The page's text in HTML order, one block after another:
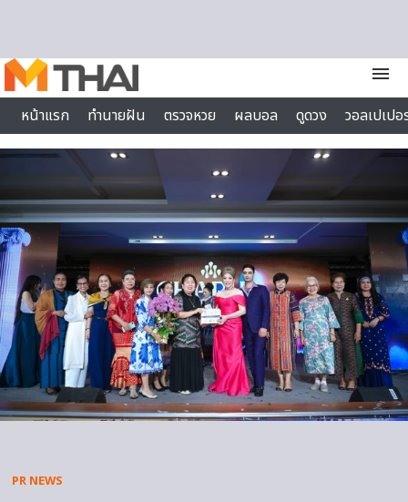
menu
หน้าแรก
ทำนายฝัน ตรวจหวย ผลบอล ดูดวง
วอลเปเป
ไลฟ์สไตล์
PR NEWS